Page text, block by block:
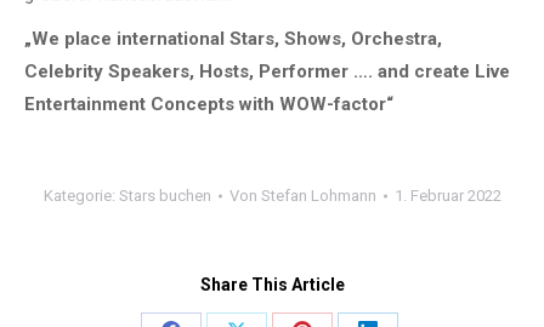
„We place international Stars, Shows, Orchestra,
Celebrity Speakers, Hosts, Performer …. and create Live
Entertainment Concepts with WOW-factor“
Kategorie: Stars buchen Von Stefan Lohmann 1. Februar 2022
Share This Article